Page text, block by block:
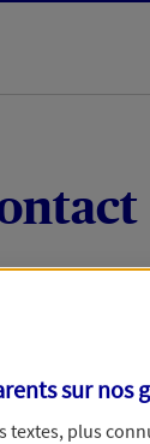
sur nos
textes, plus